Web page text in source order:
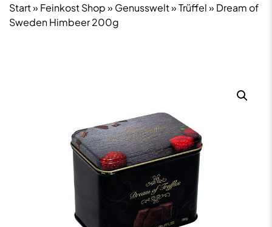
Start» Feinkost Shop» Genusswelt»Trüffel» Dream of
Sweden Himbeer 200g